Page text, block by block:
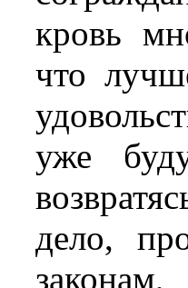
кровь
что
уже
дело,